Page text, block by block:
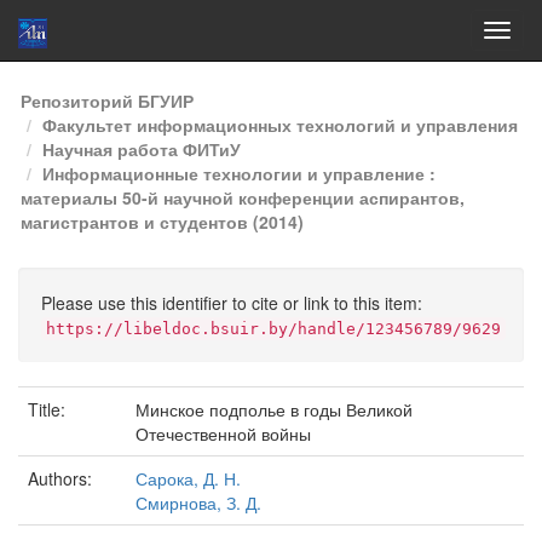
Skip
navigation
Репозиторий БГУИР
Факультет информационных технологий и управления
Научная работа ФИТиУ
Информационные технологии и управление :
материалы 50-й научной конференции аспирантов,
магистрантов и студентов (2014)
Please use this identifier to cite or link to this item:
https://libeldoc.bsuir.by/handle/123456789/9629
Title:
Минское подполье в годы Великой
Отечественной войны
Authors:
Сарока, Д. Н.
Смирнова, З. Д.